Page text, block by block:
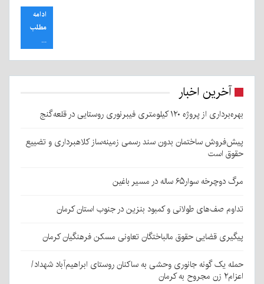
ادامه
مطلب
...
آخرین اخبار
بهره‌برداری از پروژه ۱۲۰ کیلومتری فیبرنوری روستایی در قلعه‌گنج
پیش‌فروش ساختمان بدون سند رسمی زمینه‌ساز کلاهبرداری و تضییع
حقوق است
مرگ دوچرخه سوار۶۵ ساله در مسیر باغین
تداوم صف‌های طولانی و کمبود بنزین در جنوب استان کرمان
پیگیری قضایی حقوق مالباختگان تعاونی مسکن فرهنگیان کرمان
حمله یک گونه جانوری وحشی به ساکنان روستای ابراهیم‌آباد شهداد/
اعزام۲ زن مجروح به کرمان